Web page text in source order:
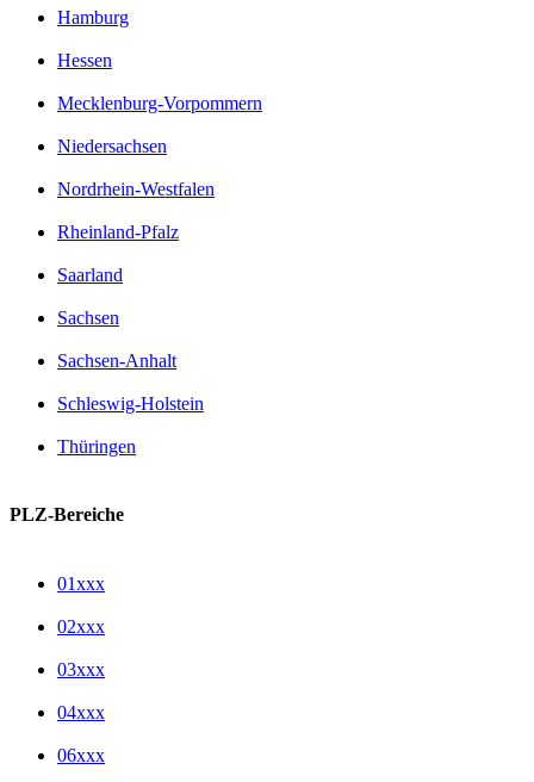
Hamburg
Hessen
Mecklenburg-Vorpommern
Niedersachsen
Nordrhein-Westfalen
Rheinland-Pfalz
Saarland
Sachsen
Sachsen-Anhalt
Schleswig-Holstein
Thüringen
PLZ-Bereiche
01xxx
02xxx
03xxx
04xxx
06xxx